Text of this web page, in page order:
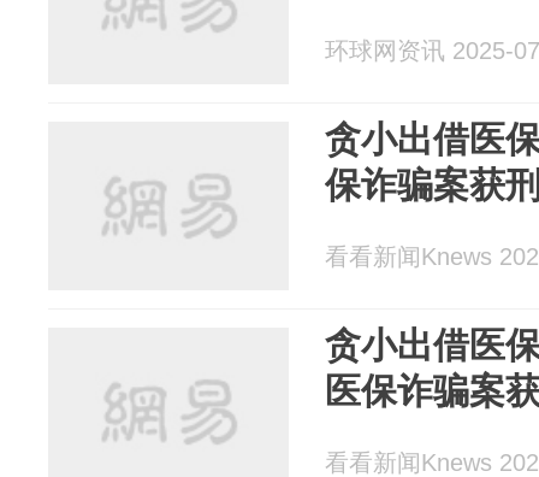
环球网资讯 2025-
贪小出借医
保诈骗案获
看看新闻Knews
贪小出借医
医保诈骗案
看看新闻Knews